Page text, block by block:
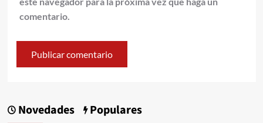
comentario.
Novedades Populares